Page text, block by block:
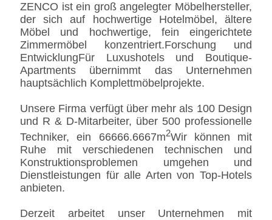
ZENCO ist ein groß angelegter Möbelhersteller,
der sich auf hochwertige Hotelmöbel, ältere
Möbel und hochwertige, fein eingerichtete
Zimmermöbel konzentriert.Forschung und
EntwicklungFür Luxushotels und Boutique-
Apartments übernimmt das Unternehmen
hauptsächlich Komplettmöbelprojekte.
Unsere Firma verfügt über mehr als 100 Design
und R & D-Mitarbeiter, über 500 professionelle
Techniker, ein 66666.6667m2Wir können mit
Ruhe mit verschiedenen technischen und
Konstruktionsproblemen umgehen und
Dienstleistungen für alle Arten von Top-Hotels
anbieten.
Derzeit arbeitet unser Unternehmen mit